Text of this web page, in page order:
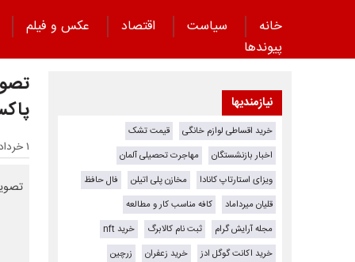
خانه سیاست اقتصاد عکس و فیلم
پیوند‌ها
۱ خرداد ۱۴۰۵ - ۲۰:۵۹
نیازمندیها
خرید اقساطی لوازم خانگی
قیمت تشک
اخبار بازنشستگان
مهاجرت تحصیلی آلمان
ویزای استارتاپ کانادا
مخازن پلی اتیلن
فال حافظ
قلیان میرداماد
کافه مناسب کار و مطالعه
مجله آرایش گرام
ثبت نام کالابرگ
خرید nft
خرید اکانت گوگل ادز
خرید زعفران
زرچین